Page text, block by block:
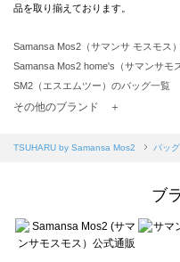
品を取り揃えております。
Samansa Mos2（サマンサ モスモス
Samansa Mos2 home's（サマンサモ
SM2（エスエムツー）のバッグ一覧
TSUHARU by Samansa Mos2（ツハ
Samansa Mos2 blue（サマンサモス
sō4ū（ソウフォーユー）のバッグ一覧
Te chichi（テチチ）のバッグ一覧
Te chichi CLASSIC（テチチ クラシッ
その他のブランド ＋
TSUHARU by Samansa Mos2 バッグ
ブ